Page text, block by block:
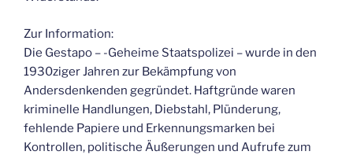
Zur Information:
Die Gestapo – -Geheime Staatspolizei – wurde in den
1930ziger Jahren zur Bekämpfung von
Andersdenkenden gegründet. Haftgründe waren
kriminelle Handlungen, Diebstahl, Plünderung,
fehlende Papiere und Erkennungsmarken bei
Kontrollen, politische Äußerungen und Aufrufe zum